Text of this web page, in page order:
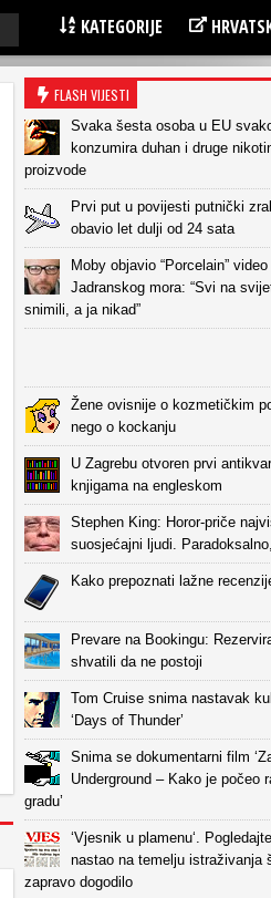
KATEGORIJE
FLASH VIJESTI
Svaka šesta osoba u EU
konzumira duhan i druge
proizvode
Prvi put u povijesti putnički
obavio let dulji od 24 sata
Moby objavio “Porcelain” video
Jadranskog mora: “Svi na
snimili, a ja nikad”
Žene ovisnije o kozmetičkim
nego o kockanju
U Zagrebu otvoren prvi
knjigama na engleskom
Stephen King: Horor-priče
suosjećajni ljudi.
Kako prepoznati lažne
Prevare na Bookingu:
shvatili da ne postoji
Tom Cruise snima nastavak
‘Days of Thunder’
Snima se dokumentarni film
Underground – Kako je počeo
gradu’
‘Vjesnik u plamenu‘.
nastao na temelju istraživanja
zapravo dogodilo